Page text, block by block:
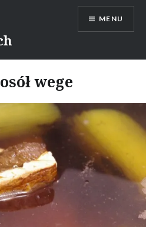
MENU
wege